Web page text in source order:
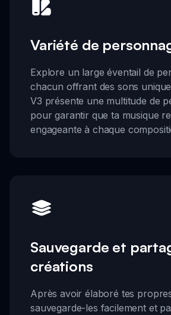
Variété de
Explore un large éventail de
chacun offrant des sons
V3 présente une multitude de
pour garantir que ta musique
engageante à chaque
Sauvegarde et
créations
Après avoir élaboré tes
sauvegarde-les facilement et